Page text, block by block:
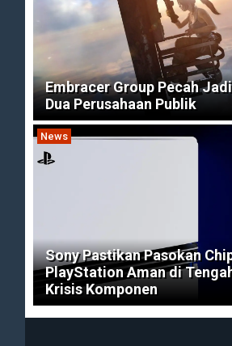
Embracer Group Pecah Jadi
Dua Perusahaan Publik
News
Sony Pastikan Pasokan
PlayStation Aman di
Krisis Komponen